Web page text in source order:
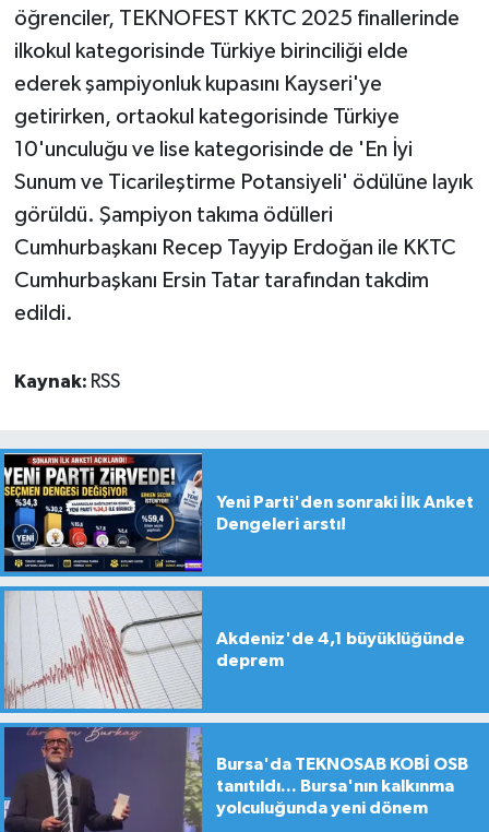
öğrenciler, TEKNOFEST KKTC 2025 finallerinde
ilkokul kategorisinde Türkiye birinciliği elde
ederek şampiyonluk kupasını Kayseri'ye
getirirken, ortaokul kategorisinde Türkiye
10'unculuğu ve lise kategorisinde de 'En İyi
Sunum ve Ticarileştirme Potansiyeli' ödülüne layık
görüldü. Şampiyon takıma ödülleri
Cumhurbaşkanı Recep Tayyip Erdoğan ile KKTC
Cumhurbaşkanı Ersin Tatar tarafından takdim
edildi.
Kaynak: RSS
Yeni Parti'den sonraki İlk Anket
Dengeleri arstı!
Akdeniz'de 4,1 büyüklüğünde
deprem
Bursa'da TEKNOSAB KOBİ OSB
tanıtıldı... Bursa'nın kalkınma
yolculuğunda yeni dönem